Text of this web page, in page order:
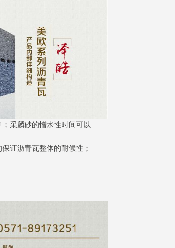
采麟砂的憎水性时间可以
证沥青瓦整体的耐候性；